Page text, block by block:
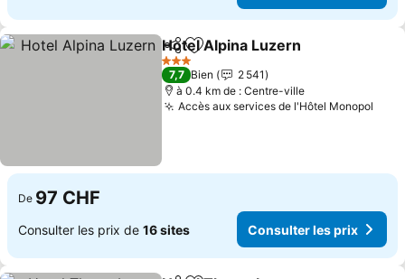
PartagerAjouter à mes favoris
Hotel Alpina Luzern
3 Étoiles
7,7 Bien
2 541
à 0.4 km de : Centre-ville
Accès aux services de l'Hôtel Monopol
De 97 CHF
Consulter les prix de 16 sites Consulter les prix